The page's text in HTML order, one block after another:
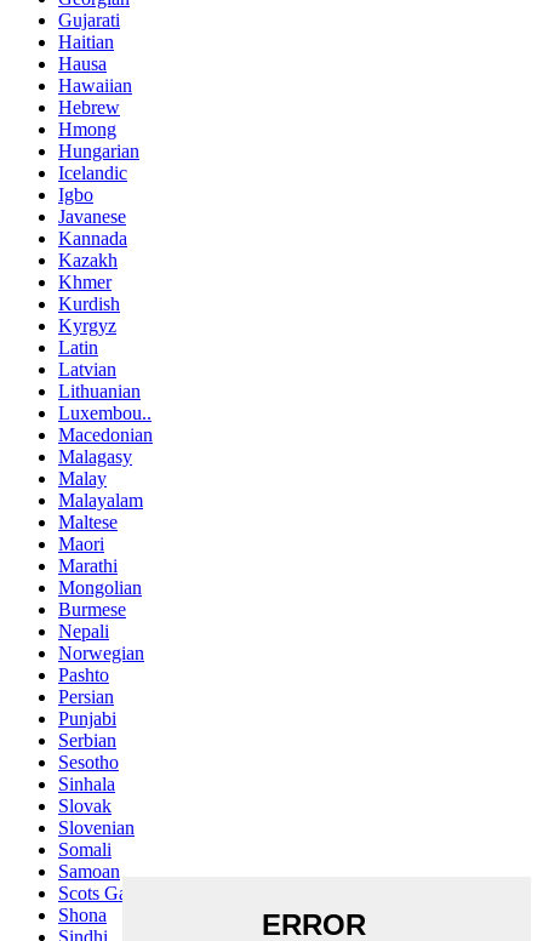
Gujarati
Haitian
Hausa
Hawaiian
Hebrew
Hmong
Hungarian
Icelandic
Igbo
Javanese
Kannada
Kazakh
Khmer
Kurdish
Kyrgyz
Latin
Latvian
Lithuanian
Luxembou..
Macedonian
Malagasy
Malay
Malayalam
Maltese
Maori
Marathi
Mongolian
Burmese
Nepali
Norwegian
Pashto
Persian
Punjabi
Serbian
Sesotho
Sinhala
Slovak
Slovenian
Somali
Samoan
Scots Gaelic
Shona
Sindhi